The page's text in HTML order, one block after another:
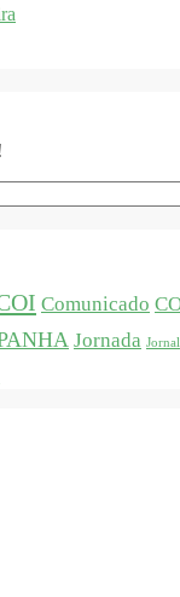
Comunicado
Jornada Jornal